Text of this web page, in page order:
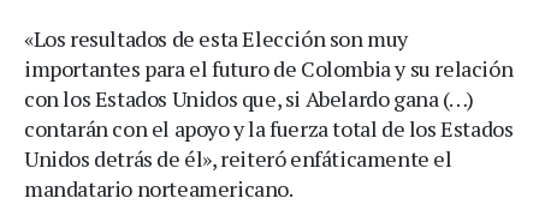
«Los resultados de esta Elección son muy
importantes para el futuro de Colombia y su relación
con los Estados Unidos que, si Abelardo gana (…)
contarán con el apoyo y la fuerza total de los Estados
Unidos detrás de él», reiteró enfáticamente el
mandatario norteamericano.